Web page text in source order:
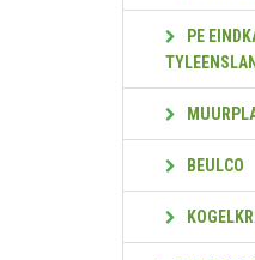
PE
BEULCO